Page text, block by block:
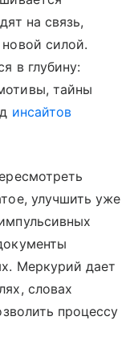
на связь,
силой.
в глубину:
тайны
инсайтов
улучшить уже
Меркурий дает
словах
процессу